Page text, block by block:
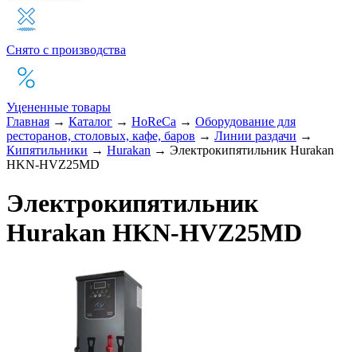
Снято с производства
Уцененные товары
Главная → Каталог → HoReCa → Оборудование для
ресторанов, столовых, кафе, баров → Линии раздачи →
Кипятильники → Hurakan → Электрокипятильник Hurakan
HKN-HVZ25MD
Электрокипятильник
Hurakan HKN-HVZ25MD